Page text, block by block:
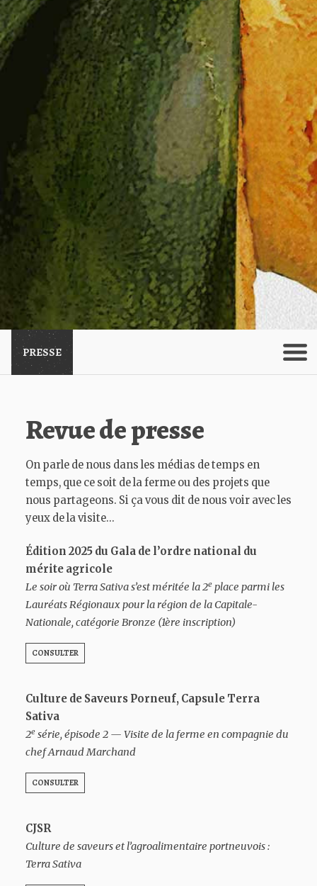
PRESSE
Revue de presse
On parle de nous dans les médias de temps en
temps, que ce soit de la ferme ou des projets que
nous partageons. Si ça vous dit de nous voir avec les
yeux de la visite…
Édition 2025 du Gala de l’ordre national du
mérite agricole
Le soir où Terra Sativa s’est méritée la 2eplace parmi les
Lauréats Régionaux pour la région de la Capitale-
Nationale, catégorie Bronze (1ère inscription)
CONSULTER
Culture de Saveurs Porneuf, Capsule Terra
Sativa
2esérie, épisode 2 — Visite de la ferme en compagnie du
chef Arnaud Marchand
CONSULTER
CJSR
Culture de saveurs et l’agroalimentaire portneuvois :
Terra Sativa